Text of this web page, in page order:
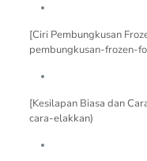
[Ciri Pembungkusan
pembungkusan-frozen-
[Kesilapan Biasa dan
cara-elakkan)